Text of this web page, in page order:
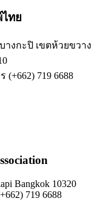
ทย
างกะปิ เขตห้วยขวาง
(+662) 719 6688
Bangkok 10320
719 6688